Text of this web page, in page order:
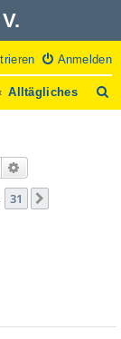
Anmelden
Alltägliches
u
Suche
31